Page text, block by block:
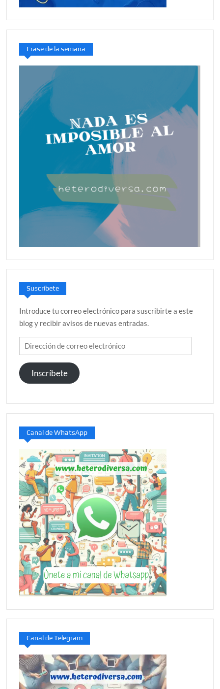
Frase de la semana
Suscríbete
Introduce tu correo electrónico para suscribirte a este
blog y recibir avisos de nuevas entradas.
Dirección
de
correo
electrónico
Inscríbete
Canal de WhatsApp
Canal de Telegram